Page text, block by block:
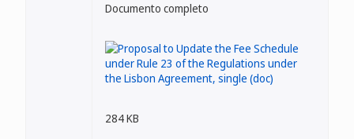
Documento completo
284 KB